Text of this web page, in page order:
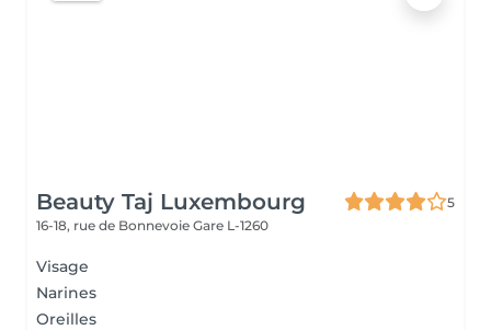
Beauty Taj Luxembourg
5
16-18, rue de Bonnevoie Gare L-1260
Visage
Narines
Oreilles